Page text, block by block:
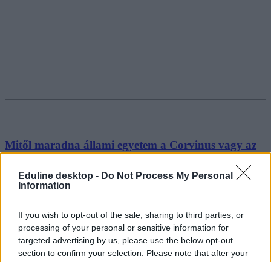
Eduline desktop - Do Not Process My Personal
Information
If you wish to opt-out of the sale, sharing to third parties, or
processing of your personal or sensitive information for
targeted advertising by us, please use the below opt-out
section to confirm your selection. Please note that after your
Mitől maradna állami egyetem a Corvinus vagy az
Hosszabb távon érdemes vizsgálni, hogyan hatott a felsőoktatásra az
Felsőoktatás
Eduline